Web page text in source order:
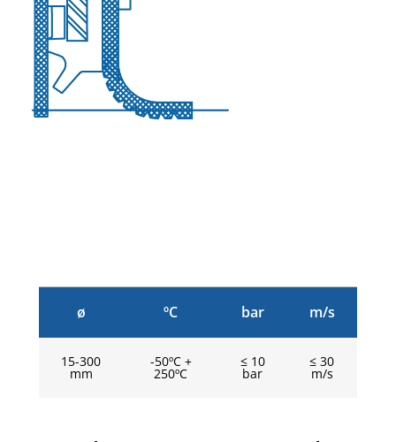
ø ºC bar m/s
15-300
mm
-50ºC +
250ºC
≤ 10
bar
≤ 30
m/s